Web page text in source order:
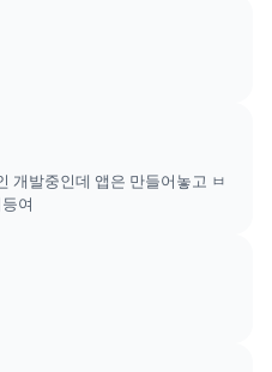
개발중인데 앱은 만들어놓고 ㅂ
여